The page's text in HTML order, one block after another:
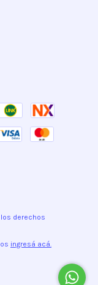
derechos
ingresá acá.